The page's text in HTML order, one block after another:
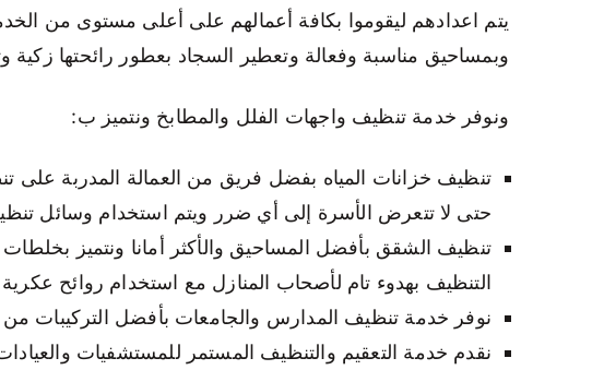
يتم اعدادهم ليقوموا بكافة أعمالهم على أعلى مستوى من
وبمساحيق مناسبة وفعالة وتعطير السجاد بعطور رائحتها زكية
ونوفر خدمة تنظيف واجهات الفلل والمطابخ ونتميز ب:
تنظيف خزانات المياه بفضل فريق من العمالة المدربة على
حتى لا تتعرض الأسرة إلى أي ضرر ويتم استخدام وسائل
تنظيف الشقق بأفضل المساحيق والأكثر أمانا ونتميز
التنظيف بهدوء تام لأصحاب المنازل مع استخدام روائح
نوفر خدمة تنظيف المدارس والجامعات بأفضل التركيبات من
نقدم خدمة التعقيم والتنظيف المستمر للمستشفيات والعيادات